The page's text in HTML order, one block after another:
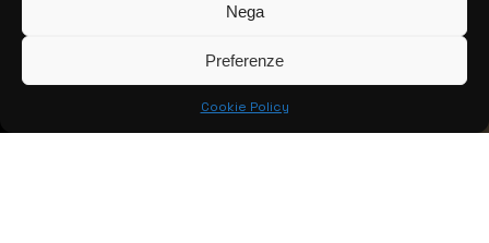
Nega
Preferenze
Cookie Policy